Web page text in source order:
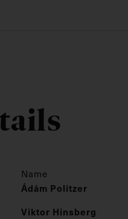
Name
Ádám Politzer
Viktor Hinsberg